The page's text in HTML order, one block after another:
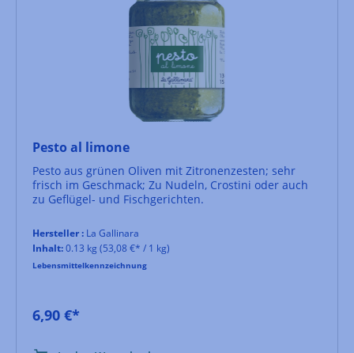
Pesto al limone
Pesto aus grünen Oliven mit Zitronenzesten; sehr
frisch im Geschmack; Zu Nudeln, Crostini oder auch
zu Geflügel- und Fischgerichten.
Hersteller : La Gallinara
Inhalt:0.13 kg (53,08 €* / 1 kg)
Lebensmittelkennzeichnung
6,90 €*